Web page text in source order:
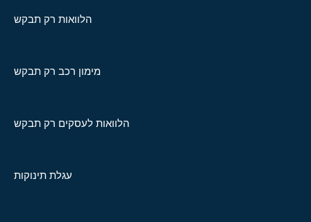
הלוואות רק תבקש
מימון רכב רק תבקש
הלוואות לעסקים רק תבקש
עגלת תינוקות